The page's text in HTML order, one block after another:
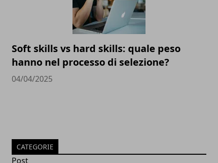
Soft skills vs hard skills: quale peso
hanno nel processo di selezione?
04/04/2025
CATEGORIE
Post